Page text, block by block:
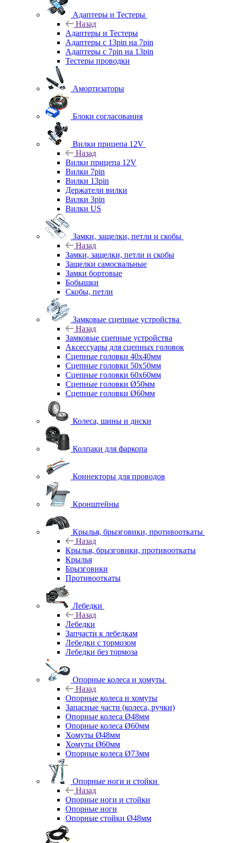
Адаптеры и Тестеры
Назад
Адаптеры и Тестеры
Адаптеры с 13pin на 7pin
Адаптеры с 7pin на 13pin
Тестеры проводки
Амортизаторы
Блоки согласования
Вилки прицепа 12V
Назад
Вилки прицепа 12V
Вилки 7pin
Вилки 13pin
Держатели вилки
Вилки 3pin
Вилки US
Замки, защелки, петли и скобы
Назад
Замки, защелки, петли и скобы
Защелки самосвальные
Замки бортовые
Бобышки
Скобы, петли
Замковые сцепные устройства
Назад
Замковые сцепные устройства
Аксессуары для сцепных головок
Сцепные головки 40x40мм
Сцепные головки 50x50мм
Сцепные головки 60x60мм
Сцепные головки Ø50мм
Сцепные головки Ø60мм
Колеса, шины и диски
Колпаки для фаркопа
Коннекторы для проводов
Кронштейны
Крылья, брызговики, противооткаты
Назад
Крылья, брызговики, противооткаты
Крылья
Брызговики
Противооткаты
Лебедки
Назад
Лебедки
Запчасти к лебедкам
Лебедки с тормозом
Лебедки без тормоза
Опорные колеса и хомуты
Назад
Опорные колеса и хомуты
Запасные части (колеса, ручки)
Опорные колеса Ø48мм
Опорные колеса Ø60мм
Хомуты Ø48мм
Хомуты Ø60мм
Опорные колеса Ø73мм
Опорные ноги и стойки
Назад
Опорные ноги и стойки
Опорные ноги
Опорные стойки Ø48мм